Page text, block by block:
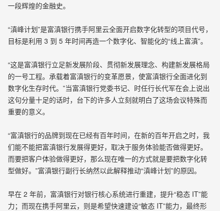
一段辉煌的金融史。
“滇峰计划”是富滇银行携手阿里云全面开启数字化转型的项目代号，
目标是利用 3 到 5 年时间再造一个数字化、智能化的“线上富滇”。
“这是富滇银行立足新发展阶段、贯彻新发展理念、构建新发展格局
的一号工程。承载着富滇银行的变革愿景，使富滇银行全面进化到
数字化生存时代。”当富滇银行党委书记、时任行长代军在会上说出
这句分量十足的话时，台下的许多人立刻就明白了这场会议特殊而
重要的意义。
“富滇银行的品牌到现在已经有百年时间，在新的百年开启之时，我
们能不能把富滇银行发展得更好，取决于服务体验能否做得更好。
而要把客户体验做得更好，那么现在唯一的方式就是要把数字化转
型做好。”富滇银行副行长纳然以此解释推动“滇峰计划”的原因。
早在 2 年前，富滇银行对银行核心系统进行重建，提升“稳态 IT”能
力；而现在携手阿里云，则是希望快速建设“敏态 IT”能力，最终形